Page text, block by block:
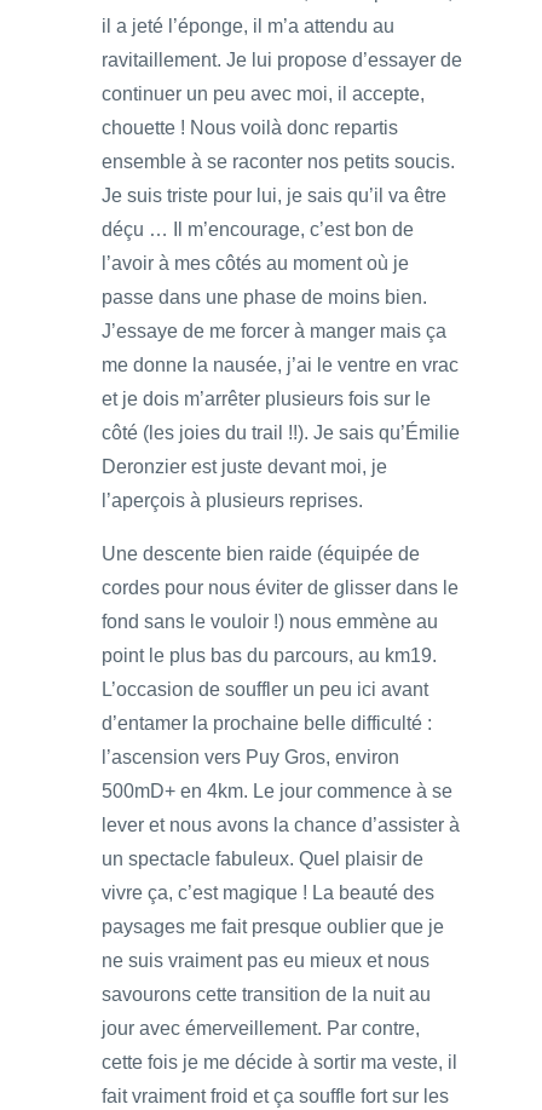
il a jeté l’éponge, il m’a attendu au
ravitaillement. Je lui propose d’essayer de
continuer un peu avec moi, il accepte,
chouette ! Nous voilà donc repartis
ensemble à se raconter nos petits soucis.
Je suis triste pour lui, je sais qu’il va être
déçu … Il m’encourage, c’est bon de
l’avoir à mes côtés au moment où je
passe dans une phase de moins bien.
J’essaye de me forcer à manger mais ça
me donne la nausée, j’ai le ventre en vrac
et je dois m’arrêter plusieurs fois sur le
côté (les joies du trail !!). Je sais qu’Émilie
Deronzier est juste devant moi, je
l’aperçois à plusieurs reprises.
Une descente bien raide (équipée de
cordes pour nous éviter de glisser dans le
fond sans le vouloir !) nous emmène au
point le plus bas du parcours, au km19.
L’occasion de souffler un peu ici avant
d’entamer la prochaine belle difficulté :
l’ascension vers Puy Gros, environ
500mD+ en 4km. Le jour commence à se
lever et nous avons la chance d’assister à
un spectacle fabuleux. Quel plaisir de
vivre ça, c’est magique ! La beauté des
paysages me fait presque oublier que je
ne suis vraiment pas eu mieux et nous
savourons cette transition de la nuit au
jour avec émerveillement. Par contre,
cette fois je me décide à sortir ma veste, il
fait vraiment froid et ça souffle fort sur les